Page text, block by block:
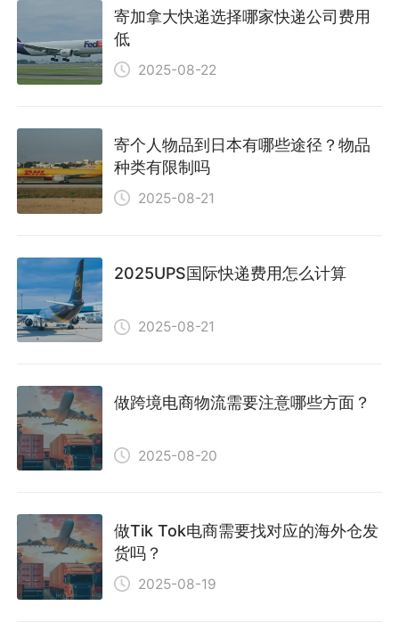
寄加拿大快递选择哪家快递公司费用
低
2025-08-22
寄个人物品到日本有哪些途径？物品
种类有限制吗
2025-08-21
2025UPS国际快递费用怎么计算
2025-08-21
做跨境电商物流需要注意哪些方面？
2025-08-20
做Tik Tok电商需要找对应的海外仓发
货吗？
2025-08-19